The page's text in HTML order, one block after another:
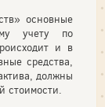
основные
учету по
и в
средства,
должны
стоимости.